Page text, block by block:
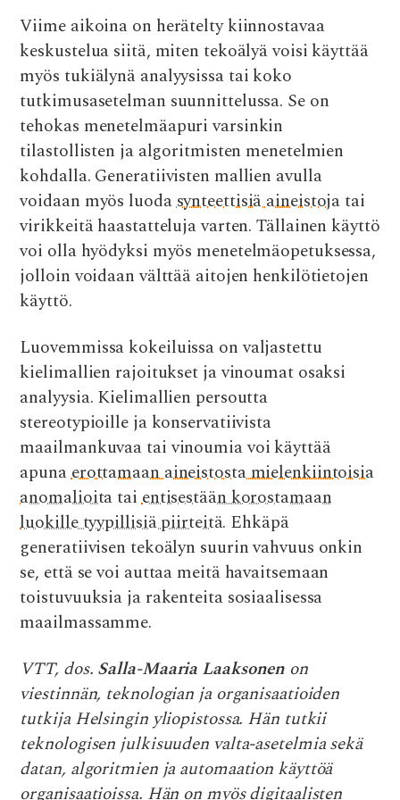
Viime aikoina on herätelty kiinnostavaa
keskustelua siitä, miten tekoälyä voisi käyttää
myös tukiälynä analyysissa tai koko
tutkimusasetelman suunnittelussa. Se on
tehokas menetelmäapuri varsinkin
tilastollisten ja algoritmisten menetelmien
kohdalla. Generatiivisten mallien avulla
voidaan myös luodasynteettisiä aineistojatai
virikkeitä haastatteluja varten. Tällainen käyttö
voi olla hyödyksi myös menetelmäopetuksessa,
jolloin voidaan välttää aitojen henkilötietojen
käyttö.
Luovemmissa kokeiluissa on valjastettu
kielimallien rajoitukset ja vinoumat osaksi
analyysia. Kielimallien persoutta
stereotypioille ja konservatiivista
maailmankuvaa tai vinoumia voi käyttää
apunaerottamaan aineistosta mielenkiintoisia
anomalioitataientisestään korostamaan
luokille tyypillisiä piirteitä. Ehkäpä
generatiivisen tekoälyn suurin vahvuus onkin
se, että se voi auttaa meitä havaitsemaan
toistuvuuksia ja rakenteita sosiaalisessa
maailmassamme.
VTT, dos. Salla-Maaria Laaksonen on
viestinnän, teknologian ja organisaatioiden
tutkija Helsingin yliopistossa. Hän tutkii
teknologisen julkisuuden valta-asetelmia sekä
datan, algoritmien ja automaation käyttöä
organisaatioissa. Hän on myös digitaalisten